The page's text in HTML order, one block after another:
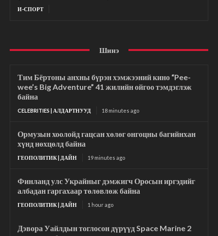
И-СПОРТ
Шинэ
Тим Бёртоны анхны бүрэн хэмжээний кино “Pee-
wee’s Big Adventure” 41 жилийн ойгоо тэмдэглэж
байна
CELEBRITIES | АЛДАРТНУУД 18 minutes ago
Ормузын хоолойд гацсан хөлөг онгоцны багийнхан
хүнд нөхцөлд байна
ГЕОПОЛИТИК | ДАЙН 19 minutes ago
Финланд улс Украйныг дэмжигч Оросын иргэдийг
албадан гаргахаар төлөвлөж байна
ГЕОПОЛИТИК | ДАЙН 1 hour ago
Дэвора Уайлдын тоглосон дүрүүд Space Marine 2